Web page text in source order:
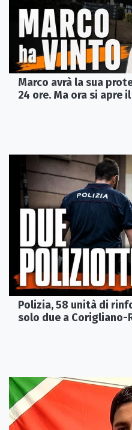
Marco avrà la sua
24 ore. Ma ora si apre
Polizia, 58 unità di
solo due a Corigliano-